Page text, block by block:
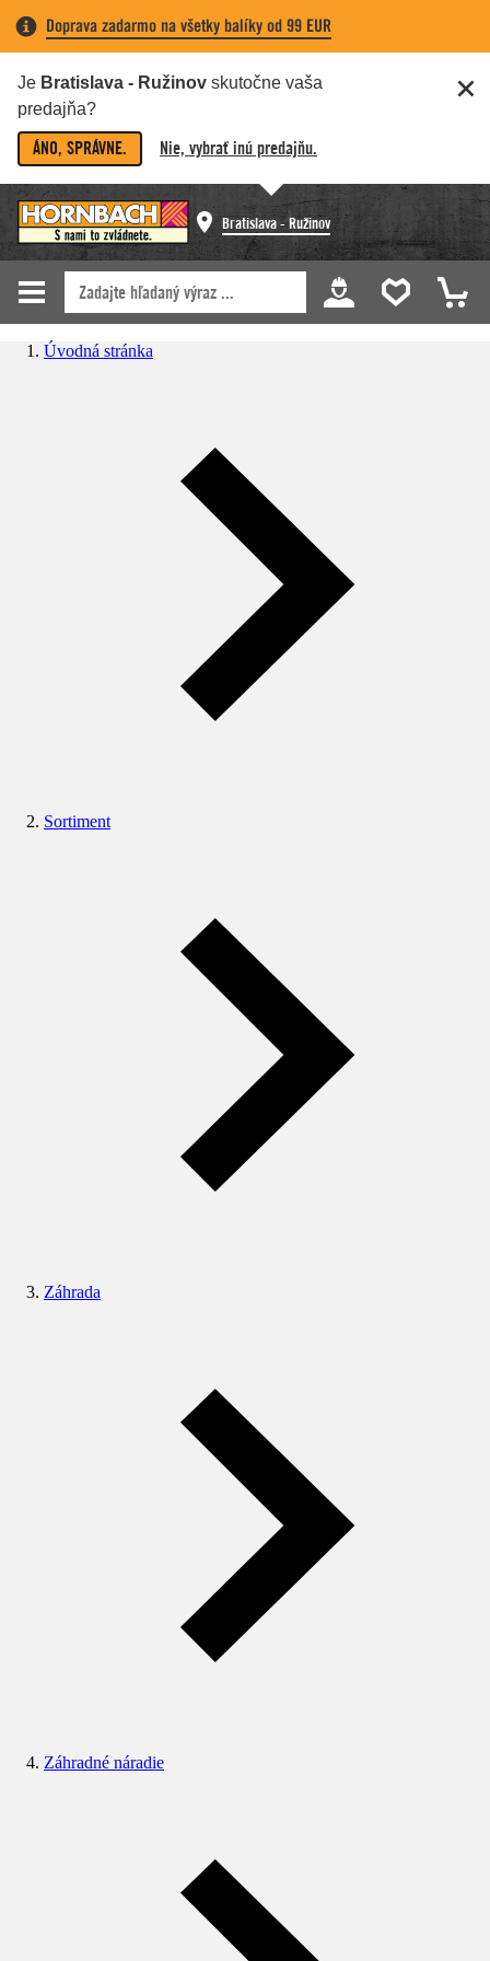
Doprava zadarmo na všetky balíky od 99 EUR
Je Bratislava - Ružinov skutočne vaša
predajňa?
ÁNO, SPRÁVNE. Nie, vybrať inú predajňu.
Bratislava - Ružinov
Úvodná stránka
Sortiment
Záhrada
Záhradné náradie